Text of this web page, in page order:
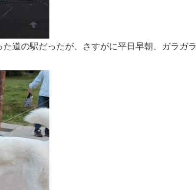
道の駅だったが、さすがに平日早朝、ガラガラ